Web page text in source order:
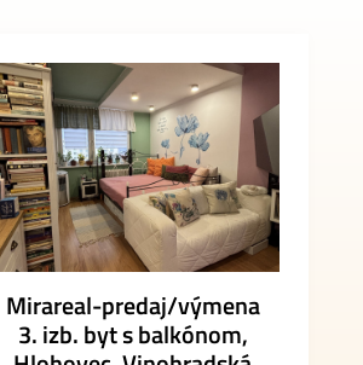
Mirareal-predaj/výmena
3. izb. byt s balkónom,